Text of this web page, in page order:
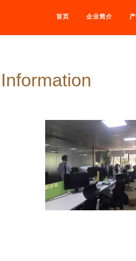
首页 企业简介